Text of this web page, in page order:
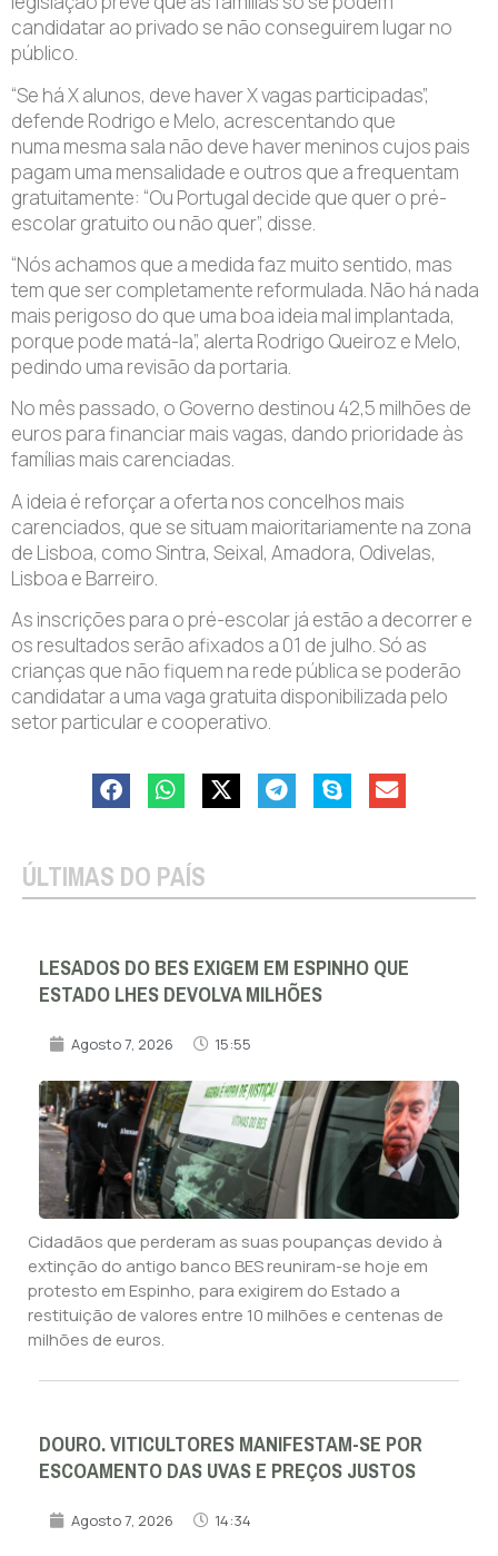
candidatar ao privado se não conseguirem lugar no
público.
“Se há X alunos, deve haver X vagas participadas”,
defende Rodrigo e Melo, acrescentando que
numa mesma sala não deve haver meninos cujos pais
pagam uma mensalidade e outros que a frequentam
gratuitamente: “Ou Portugal decide que quer o pré-
escolar gratuito ou não quer”, disse.
“Nós achamos que a medida faz muito sentido, mas
tem que ser completamente reformulada. Não há nada
mais perigoso do que uma boa ideia mal implantada,
porque pode matá-la”, alerta Rodrigo Queiroz e Melo,
pedindo uma revisão da portaria.
No mês passado, o Governo destinou 42,5 milhões de
euros para financiar mais vagas, dando prioridade às
famílias mais carenciadas.
A ideia é reforçar a oferta nos concelhos mais
carenciados, que se situam maioritariamente na zona
de Lisboa, como Sintra, Seixal, Amadora, Odivelas,
Lisboa e Barreiro.
As inscrições para o pré-escolar já estão a decorrer e
os resultados serão afixados a 01 de julho. Só as
crianças que não fiquem na rede pública se poderão
candidatar a uma vaga gratuita disponibilizada pelo
setor particular e cooperativo.
ÚLTIMAS DO PAÍS
LESADOS DO BES EXIGEM EM ESPINHO QUE
ESTADO LHES DEVOLVA MILHÕES
Agosto 7, 2026 15:55
Cidadãos que perderam as suas poupanças devido à
extinção do antigo banco BES reuniram-se hoje em
protesto em Espinho, para exigirem do Estado a
restituição de valores entre 10 milhões e centenas de
milhões de euros.
DOURO. VITICULTORES MANIFESTAM-SE POR
ESCOAMENTO DAS UVAS E PREÇOS JUSTOS
Agosto 7, 2026 14:34